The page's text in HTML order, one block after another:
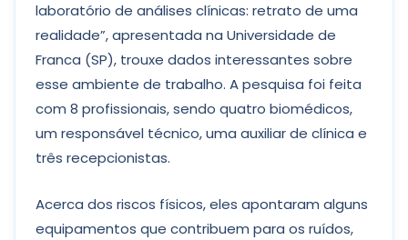
laboratório de análises clínicas: retrato de uma
realidade”, apresentada na Universidade de
Franca (SP), trouxe dados interessantes sobre
esse ambiente de trabalho. A pesquisa foi feita
com 8 profissionais, sendo quatro biomédicos,
um responsável técnico, uma auxiliar de clínica e
três recepcionistas.
Acerca dos riscos físicos, eles apontaram alguns
equipamentos que contribuem para os ruídos,